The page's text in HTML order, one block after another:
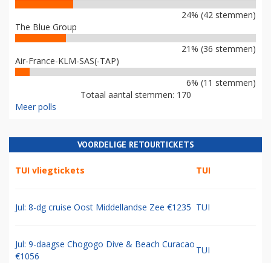
24% (42 stemmen)
The Blue Group
21% (36 stemmen)
Air-France-KLM-SAS(-TAP)
6% (11 stemmen)
Totaal aantal stemmen: 170
Meer polls
VOORDELIGE RETOURTICKETS
TUI vliegtickets TUI
Jul: 8-dg cruise Oost Middellandse Zee €1235 TUI
Jul: 9-daagse Chogogo Dive & Beach Curacao
€1056
TUI